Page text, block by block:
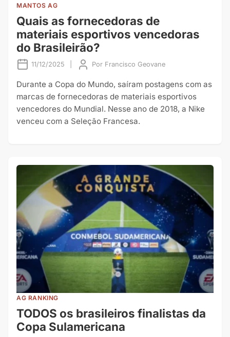
MANTOS AG
Quais as fornecedoras de
materiais esportivos vencedoras
do Brasileirão?
11/12/2025 Por Francisco Geovane
Durante a Copa do Mundo, saíram postagens com as
marcas de fornecedoras de materiais esportivos
vencedores do Mundial. Nesse ano de 2018, a Nike
venceu com a Seleção Francesa.
AG RANKING
TODOS os brasileiros finalistas da
Copa Sulamericana